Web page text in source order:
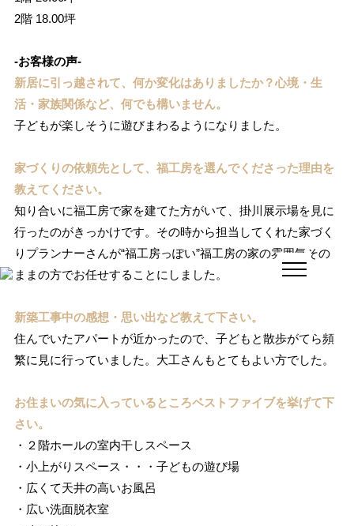
2階 18.00坪
-お客様の声-
新居に引っ越されて、何か変化はありましたか？心境・生
活・家族関係など、何でも構いません。
子どもが楽しそうに遊びまわるようになりました。
家づくりの依頼先として、福工房を選んでくださった理由を
教えてください。
知り合いに福工房で家を建てた方がいて、掛川展示場を見に
行ったのがきっかけです。その時から担当してくれた家づく
りプランナーさんが“福工房っぽい”福工房の家の雰囲気その
ままの方でお任せすることにしました。
新築工事中の感想・思い出など教えて下さい。
住んでいたアパートが近かったので、子どもと散歩がてら頻
繁に見に行っていました。大工さんもとてもよい方でした。
お住まいの気に入っているところベストファイブを挙げて下
さい。
・２階ホールの室内干しスペース
・小上がりスペース・・・子どもの遊び場
・広くて天井の高いお風呂
・広い洗面脱衣室